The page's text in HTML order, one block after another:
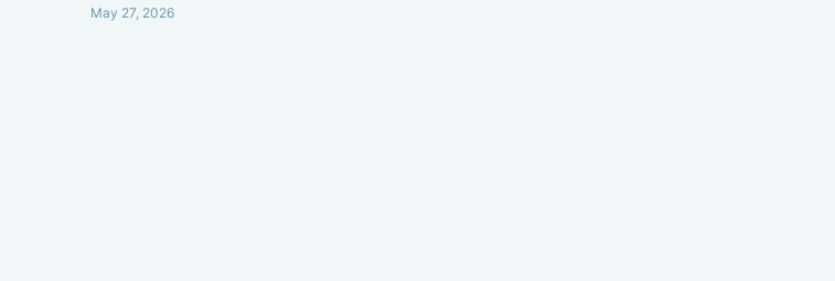
May 27, 2026